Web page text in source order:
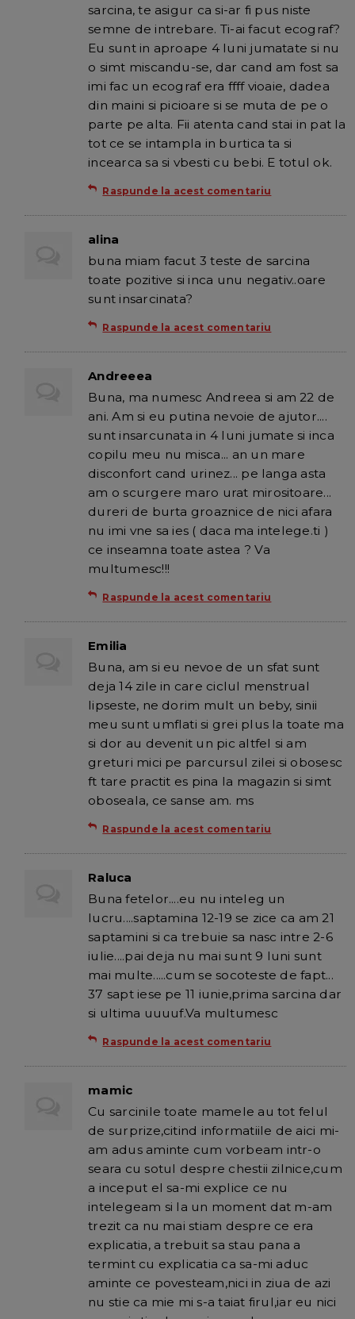
sarcina, te asigur ca si-ar fi pus niste
semne de intrebare. Ti-ai facut ecograf?
Eu sunt in aproape 4 luni jumatate si nu
o simt miscandu-se, dar cand am fost sa
imi fac un ecograf era ffff vioaie, dadea
din maini si picioare si se muta de pe o
parte pe alta. Fii atenta cand stai in pat la
tot ce se intampla in burtica ta si
incearca sa si vbesti cu bebi. E totul ok.
Raspunde la acest comentariu
alina
buna miam facut 3 teste de sarcina
toate pozitive si inca unu negativ..oare
sunt insarcinata?
Raspunde la acest comentariu
Andreeea
Buna, ma numesc Andreea si am 22 de
ani. Am si eu putina nevoie de ajutor....
sunt insarcunata in 4 luni jumate si inca
copilu meu nu misca... an un mare
disconfort cand urinez... pe langa asta
am o scurgere maro urat mirositoare...
dureri de burta groaznice de nici afara
nu imi vne sa ies ( daca ma intelege.ti )
ce inseamna toate astea ? Va
multumesc!!!
Raspunde la acest comentariu
Emilia
Buna, am si eu nevoe de un sfat sunt
deja 14 zile in care ciclul menstrual
lipseste, ne dorim mult un beby, sinii
meu sunt umflati si grei plus la toate ma
si dor au devenit un pic altfel si am
greturi mici pe parcursul zilei si obosesc
ft tare practit es pina la magazin si simt
oboseala, ce sanse am. ms
Raspunde la acest comentariu
Raluca
Buna fetelor....eu nu inteleg un
lucru....saptamina 12-19 se zice ca am 21
saptamini si ca trebuie sa nasc intre 2-6
iulie....pai deja nu mai sunt 9 luni sunt
mai multe.....cum se socoteste de fapt...
37 sapt iese pe 11 iunie,prima sarcina dar
si ultima uuuuf.Va multumesc
Raspunde la acest comentariu
mamic
Cu sarcinile toate mamele au tot felul
de surprize,citind informatiile de aici mi-
am adus aminte cum vorbeam intr-o
seara cu sotul despre chestii zilnice,cum
a inceput el sa-mi explice ce nu
intelegeam si la un moment dat m-am
trezit ca nu mai stiam despre ce era
explicatia, a trebuit sa stau pana a
termint cu explicatia ca sa-mi aduc
aminte ce povesteam,nici in ziua de azi
nu stie ca mie mi s-a taiat firul,iar eu nici